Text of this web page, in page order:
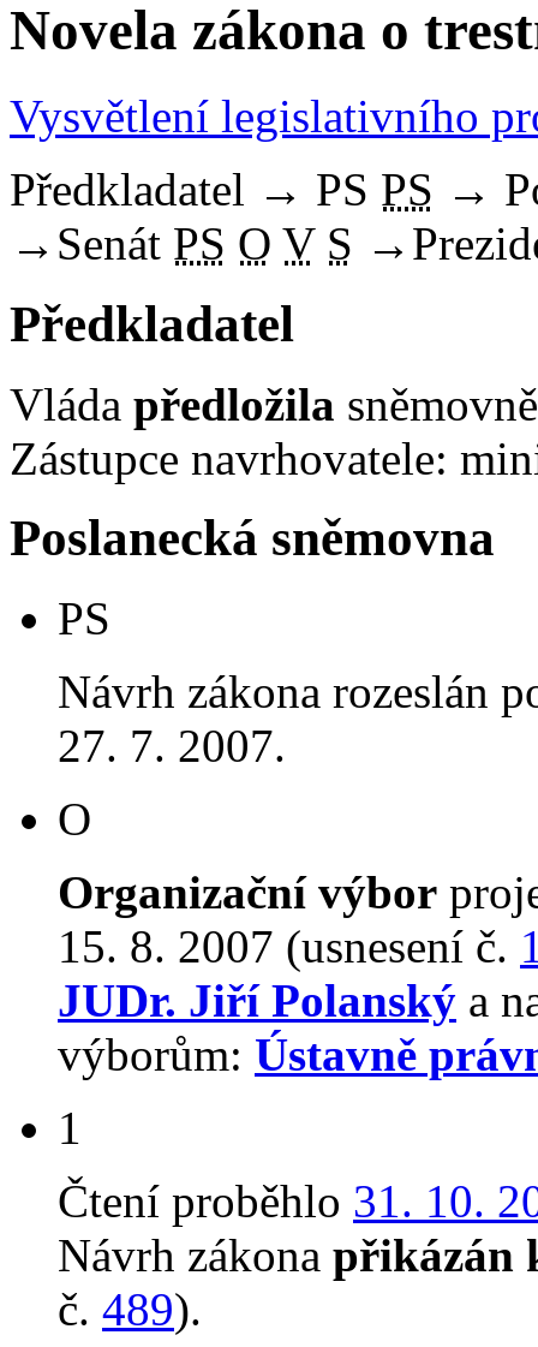
Novela zákona o
Vysvětlení legislativního
Předkladatel → PS PS →
→ Senát PS O V S →
Předkladatel
Vláda předložila
Zástupce navrhovatele:
Poslanecká sněmovna
PS
Návrh zákona rozeslán
27. 7. 2007.
O
Organizační výbor
15. 8. 2007 (usnesení č.
JUDr. Jiří Polanský a
výborům: Ústavně
1
Čtení proběhlo 31. 10.
Návrh zákona přikázán
č. 489).